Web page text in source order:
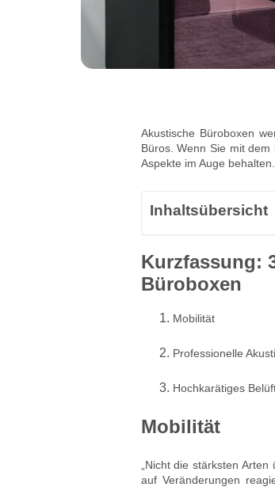
Akustische Büroboxen
Büros. Wenn Sie mit
Aspekte im Auge behalten.
Inhaltsübersicht
Kurzfassung:
Büroboxen
Mobilität
Professionelle
Hochkarätiges
Mobilität
„Nicht die stärksten
auf Veränderungen